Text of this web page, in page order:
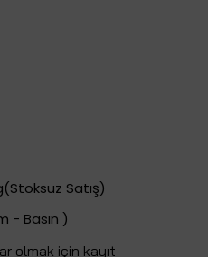
Satış)
- Basın )
olmak için kayıt